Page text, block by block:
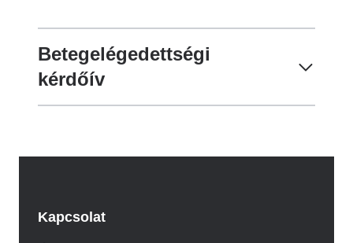
Betegelégedettségi
kérdőív
Kapcsolat